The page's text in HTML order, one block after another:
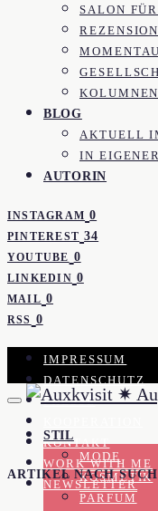
SALON
KOLUMNEN
BLOG
AKTUELL
IN
AUTORIN
INSTAGRAM 0
PINTEREST 34
YOUTUBE 0
LINKEDIN 0
MAIL 0
RSS 0
IMPRESSUM
DATENSCHUTZ
PRESSE
KONTAKT
WORK WITH ME
NEWSLETTER
STIL
MODE
KOSMETIK
PARFUM
ARTIKEL NACH